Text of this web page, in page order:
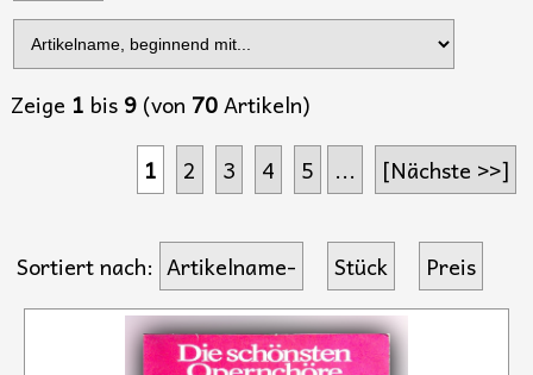
Zeige 1 bis 9 (von 70Artikeln)
1
2 3 4 5 ... [Nächste >>]
Sortiert nach: Artikelname- Stück Preis